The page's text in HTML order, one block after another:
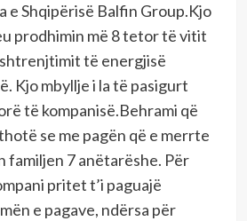
e Shqipërisë Balfin Group.Kjo
prodhimin më 8 tetor të vitit
të energjisë
Kjo mbyllje i la të pasigurt
të kompanisë.Behrami që
se me pagën që e merrte
familjen 7 anëtarëshe. Për
pritet t’i paguajë
e pagave, ndërsa për